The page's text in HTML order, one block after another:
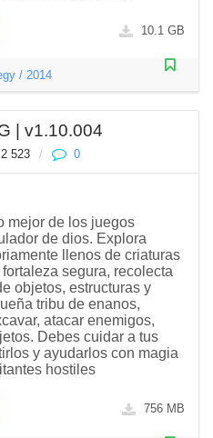
10.1 GB
/ 2014
| v1.10.004
2 523 / 0
mejor de los juegos
de dios. Explora
llenos de criaturas
segura, recolecta
objetos, estructuras y
tribu de enanos,
atacar enemigos,
Debes cuidar a tus
y ayudarlos con magia
hostiles
756 MB